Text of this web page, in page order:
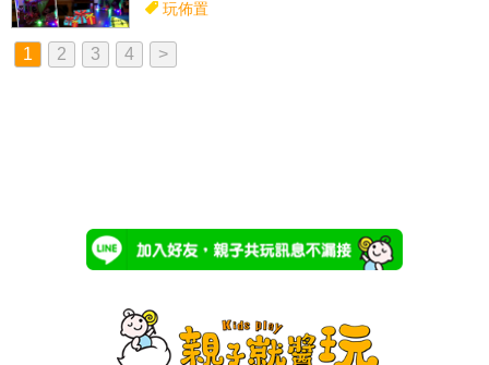
玩佈置
1 2 3 4 >